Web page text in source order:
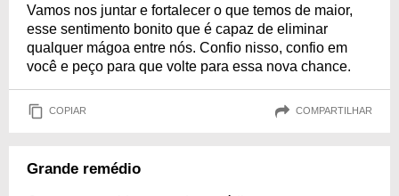
Vamos nos juntar e fortalecer o que temos de maior,
esse sentimento bonito que é capaz de eliminar
qualquer mágoa entre nós. Confio nisso, confio em
você e peço para que volte para essa nova chance.
COPIAR COMPARTILHAR
Grande remédio